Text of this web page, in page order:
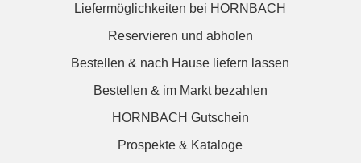
Liefermöglichkeiten bei HORNBACH
Reservieren und abholen
Bestellen & nach Hause liefern lassen
Bestellen & im Markt bezahlen
HORNBACH Gutschein
Prospekte & Kataloge